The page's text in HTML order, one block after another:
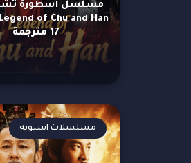
مسلسل أسطورة
17 مترجمة
مسلسلات اسيوية